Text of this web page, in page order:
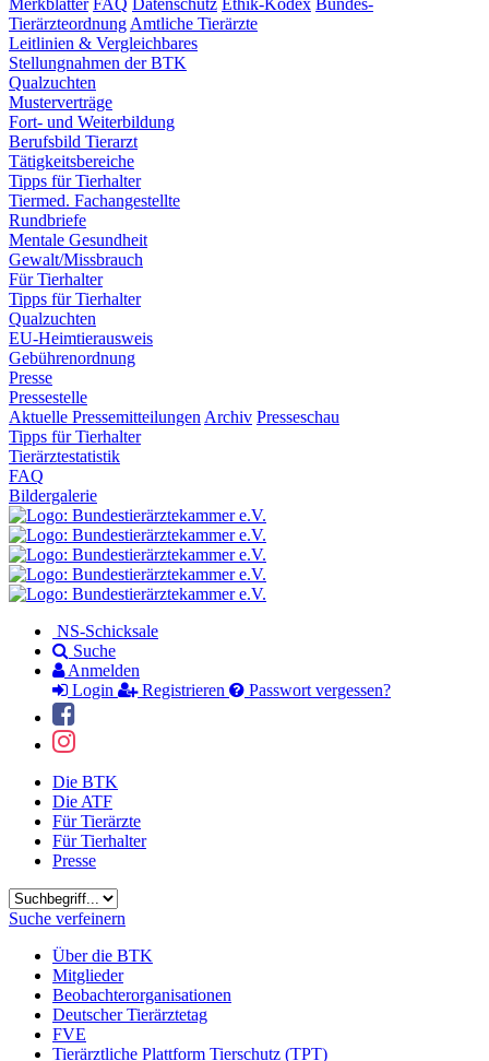
Merkblätter FAQ Datenschutz Ethik-Kodex Bundes-
Tierärzteordnung Amtliche Tierärzte
Leitlinien & Vergleichbares
Stellungnahmen der BTK
Qualzuchten
Musterverträge
Fort- und Weiterbildung
Berufsbild Tierarzt
Tätigkeitsbereiche
Tipps für Tierhalter
Tiermed. Fachangestellte
Rundbriefe
Mentale Gesundheit
Gewalt/Missbrauch
Für Tierhalter
Tipps für Tierhalter
Qualzuchten
EU-Heimtierausweis
Gebührenordnung
Presse
Pressestelle
Aktuelle Pressemitteilungen Archiv Presseschau
Tipps für Tierhalter
Tierärztestatistik
FAQ
Bildergalerie
NS-Schicksale
Suche
Anmelden
Login
Registrieren Passwort vergessen?
Die BTK
Die ATF
Für Tierärzte
Für Tierhalter
Presse
Suchbegriff
Suche verfeinern
Über die BTK
Mitglieder
Beobachterorganisationen
Deutscher Tierärztetag
FVE
Tierärztliche Plattform Tierschutz (TPT)